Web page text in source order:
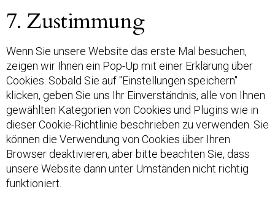
7. Zustimmung
Wenn Sie unsere Website das erste Mal besuchen,
zeigen wir Ihnen ein Pop-Up mit einer Erklärung über
Cookies. Sobald Sie auf "Einstellungen speichern"
klicken, geben Sie uns Ihr Einverständnis, alle von Ihnen
gewählten Kategorien von Cookies und Plugins wie in
dieser Cookie-Richtlinie beschrieben zu verwenden. Sie
können die Verwendung von Cookies über Ihren
Browser deaktivieren, aber bitte beachten Sie, dass
unsere Website dann unter Umständen nicht richtig
funktioniert.